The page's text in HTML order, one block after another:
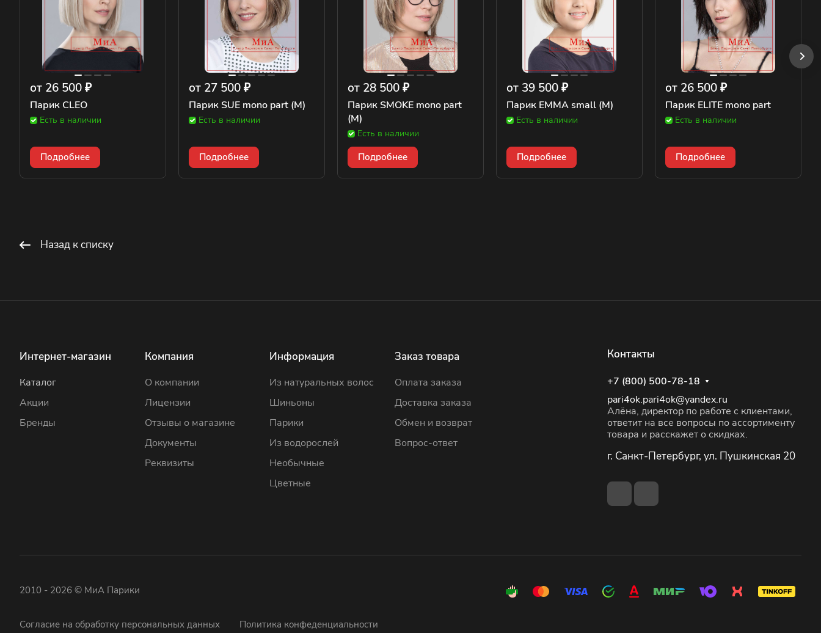
от 26 500 ₽
Парик CLEO
Есть в наличии
Подробнее
от 27 500 ₽
Парик SUE mono part (M)
Есть в наличии
Подробнее
от 28 500 ₽
Парик SMOKE mono part
(M)
Есть в наличии
Подробнее
от 39 500 ₽
Парик EMMA small (M)
Есть в наличии
Подробнее
от 26 500 ₽
Парик ELITE mono part
Есть в наличии
Подробнее
Назад к списку
Интернет-магазин
Каталог
Акции
Бренды
Компания
О компании
Лицензии
Отзывы о магазине
Документы
Реквизиты
Информация
Из натуральных волос
Шиньоны
Парики
Из водорослей
Необычные
Цветные
Заказ товара
Оплата заказа
Доставка заказа
Обмен и возврат
Вопрос-ответ
Контакты
+7 (800) 500-78-18
pari4ok.pari4ok@yandex.ru
Алёна, директор по работе с клиентами,
ответит на все вопросы по ассортименту
товара и расскажет о скидках.
г. Санкт-Петербург, ул. Пушкинская 20
2010 - 2026 © МиА Парики
Согласие на обработку персональных данных Политика конфеденциальности